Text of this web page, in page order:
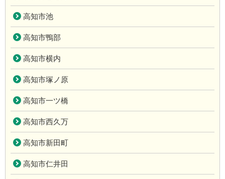
高知市池
高知市鴨部
高知市横内
高知市塚ノ原
高知市一ツ橋
高知市西久万
高知市新田町
高知市仁井田